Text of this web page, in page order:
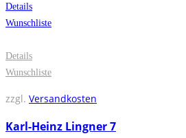
Details
Wunschliste
Details
Wunschliste
zzgl. Versandkosten
Karl-Heinz Lingner 7